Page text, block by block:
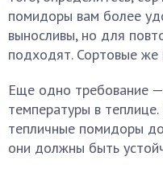
помидоры вам более
выносливы, но для
подходят. Сортовые же
Еще одно требование
температуры в
тепличные помидоры
они должны быть